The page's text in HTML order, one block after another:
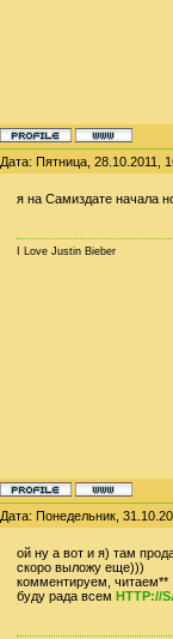
Дата: Пятница, 28.10.2011,
я на Самиздате начала
I Love Justin Bieber
Дата: Понедельник,
ой ну а вот и я) там
скоро выложу еще)))
комментируем, читаем**
буду рада всем HTTP://